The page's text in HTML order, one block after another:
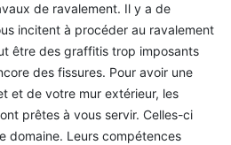
de ravalement. Il y a de
incitent à procéder au ravalement
être des graffitis trop imposants
des fissures. Pour avoir une
et de votre mur extérieur, les
prêtes à vous servir. Celles-ci
domaine. Leurs compétences